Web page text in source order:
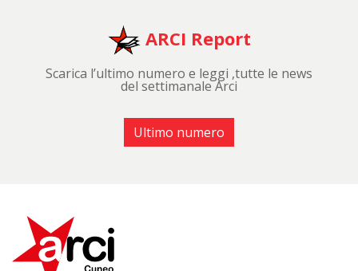
ARCI Report
Scarica l’ultimo numero e leggi ,tutte le news
del settimanale Arci
Ultimo numero